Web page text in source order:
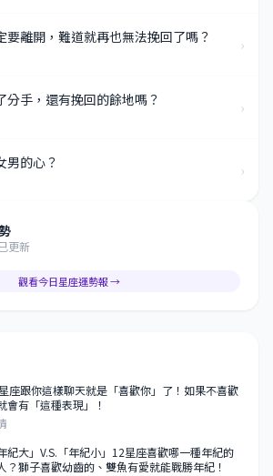
要離開，難道就再也無法挽回了嗎？ ›
分手，還有挽回的餘地嗎？ ›
男的心？ ›
更新
觀看今日星座運勢報 →
座跟你這樣聊天就是「喜歡你」了！如果不喜歡
會有「這種表現」！
年紀大」V.S.「年紀小」12星座喜歡哪一種年紀的
？獅子喜歡幼齒的、雙魚有愛就能戰勝年紀！